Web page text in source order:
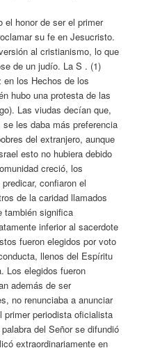
el honor de ser el primer
su fe en Jesucristo.
al cristianismo, lo que
de un judío. La S . (1)
en los Hechos de los
hubo una protesta de las
Las viudas decían que,
les daba más preferencia
del extranjero, aunque
esto no hubiera debido
creció, los
confiaron el
de la caridad llamados
también significa
inferior al sacerdote
fueron elegidos por voto
llenos del Espíritu
Los elegidos fueron
además de ser
no renunciaba a anunciar
primer periodista oficialista
del Señor se difundió
extraordinariamente en